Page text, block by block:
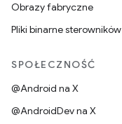
Obrazy fabryczne
Pliki binarne sterowników
SPOŁECZNOŚĆ
@Android na X
@AndroidDev na X